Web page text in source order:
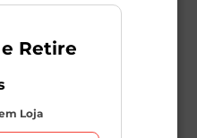
Retire
Loja